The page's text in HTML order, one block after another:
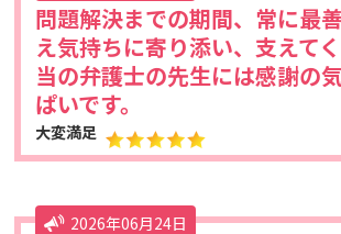
問題解決までの期間、常に最
え気持ちに寄り添い、支えて
当の弁護士の先生には感謝の
ぱいです。
大変満足
2026年06月24日